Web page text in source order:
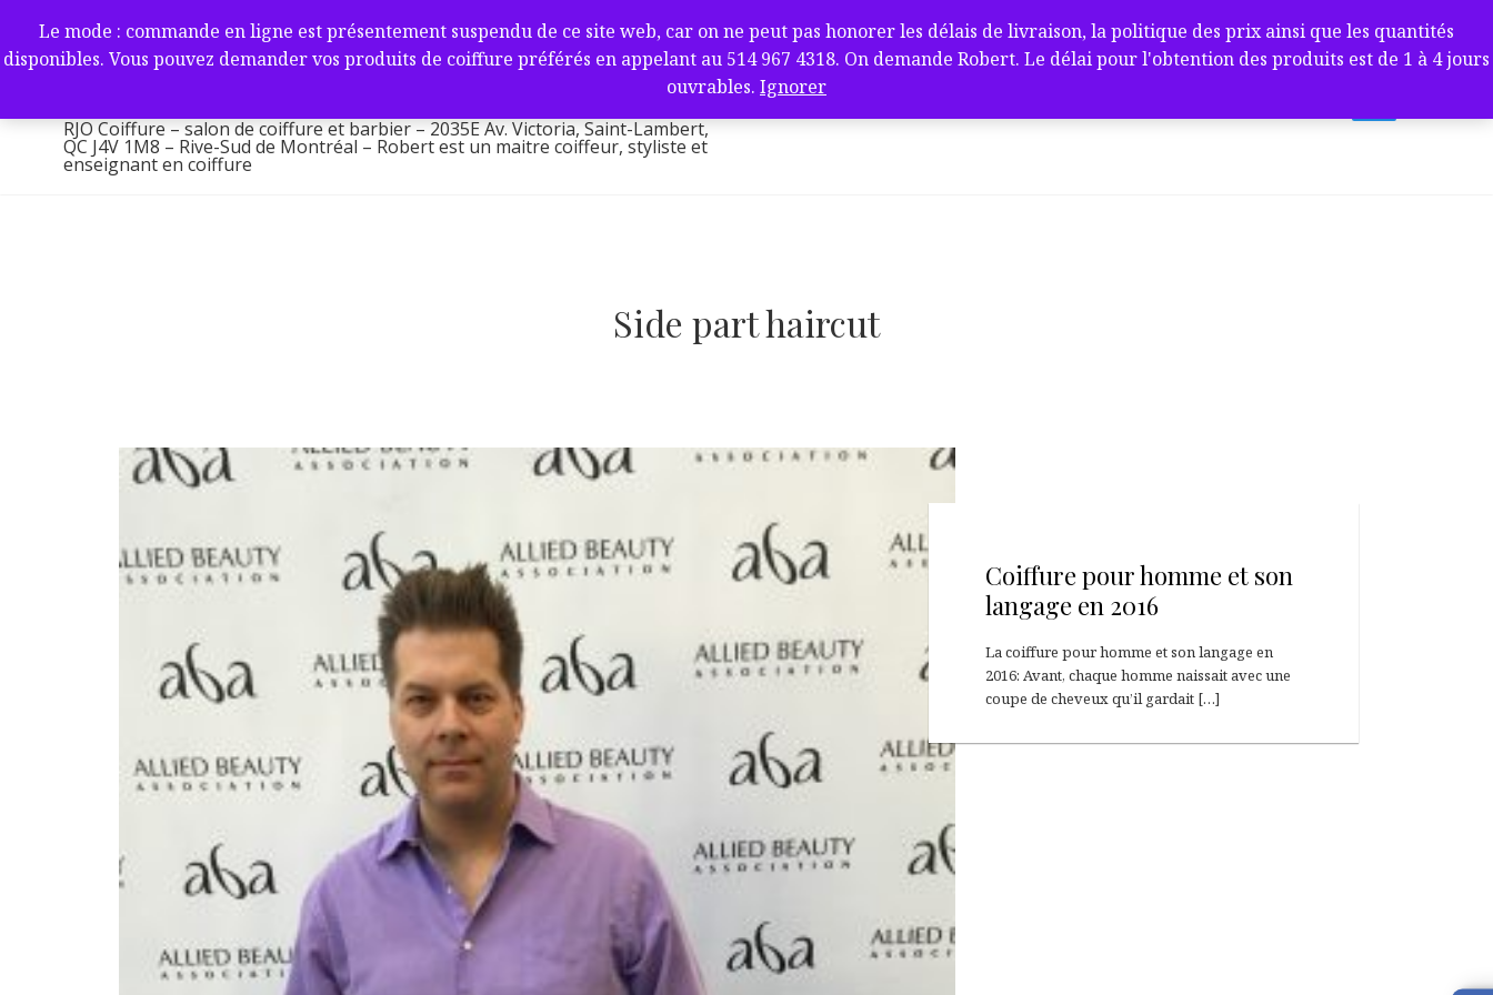
Le mode : commande en ligne est présentement suspendu de ce site web, car on ne peut pas honorer les délais de livraison, la politique des prix ainsi que les quantités
disponibles. Vous pouvez demander vos produits de coiffure préférés en appelant au 514 967 4318. On demande Robert. Le délai pour l'obtention des produits est de 1 à 4 jours
ouvrables. Ignorer
contenu
RJO Coiffure – salon de coiffure et barbier
-2035E Av. Victoria, Saint-Lambert, QC J4V
RJO Coiffure – salon de coiffure et barbier – 2035E Av. Victoria, Saint-Lambert,
QC J4V 1M8 – Rive-Sud de Montréal – Robert est un maitre coiffeur, styliste et
enseignant en coiffure
Side part haircut
Coiffure pour homme et son
langage en 2016
La coiffure pour homme et son langage en
2016: Avant, chaque homme naissait avec une
coupe de cheveux qu’il gardait […]